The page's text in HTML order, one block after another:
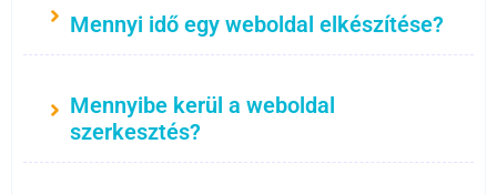
Mennyi idő egy weboldal elkészítése?
Mennyibe kerül a weboldal
szerkesztés?